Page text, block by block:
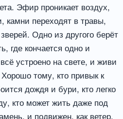
Эфир проникает воздух,
камни переходят в травы,
Одно из другого берёт
где кончается одно и
устроено на свете, и живи
тому, кто привык к
дождя и бури, кто легко
кто может жить даже под
и подвижен, как ветер,